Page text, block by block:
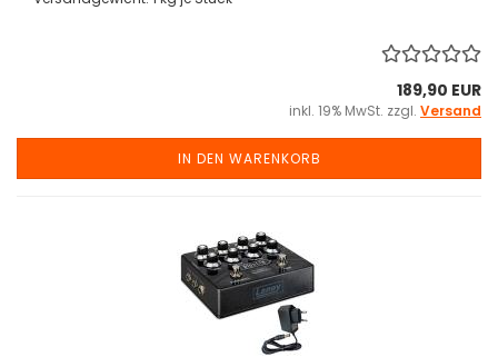
189,90 EUR
inkl. 19% MwSt. zzgl. Versand
IN DEN WARENKORB